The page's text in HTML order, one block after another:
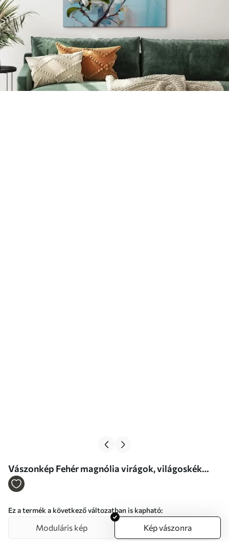
Vászonkép Fehér magnólia virágok, világoskék
háttér lágy ecsetvonásokkal, olajfestmény stílus,
Ez a termék a következő változatban is kapható:
Moduláris kép Kép vászonra